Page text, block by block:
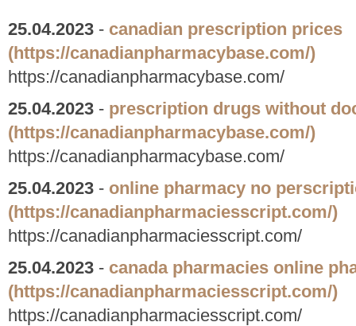
25.04.2023 - canadian prescription prices
(https://canadianpharmacybase.com/)
https://canadianpharmacybase.com/
25.04.2023 - prescription drugs without
(https://canadianpharmacybase.com/)
https://canadianpharmacybase.com/
25.04.2023 - online pharmacy no
(https://canadianpharmaciesscript.com/)
https://canadianpharmaciesscript.com/
25.04.2023 - canada pharmacies online
(https://canadianpharmaciesscript.com/)
https://canadianpharmaciesscript.com/